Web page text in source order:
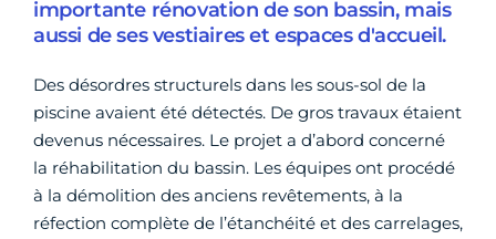
importante rénovation de son bassin, mais
aussi de ses vestiaires et espaces d'accueil.
Des désordres structurels dans les sous-sol de la
piscine avaient été détectés. De gros travaux étaient
devenus nécessaires. Le projet a d’abord concerné
la réhabilitation du bassin. Les équipes ont procédé
à la démolition des anciens revêtements, à la
réfection complète de l’étanchéité et des carrelages,